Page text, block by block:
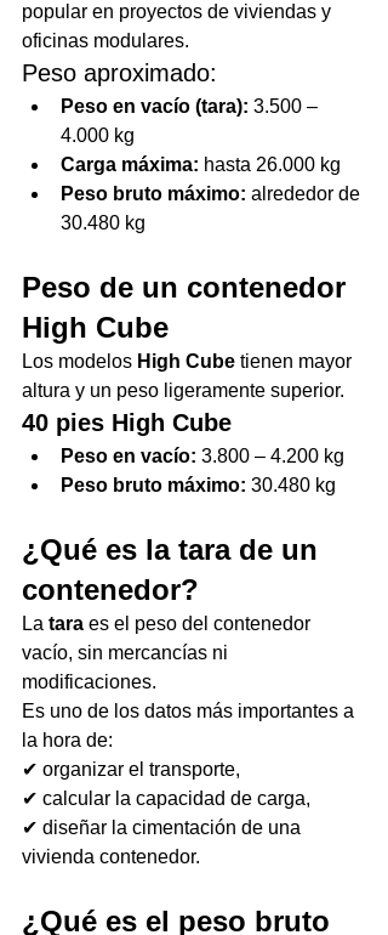
popular en proyectos de viviendas y
oficinas modulares.
Peso aproximado:
Peso en vacío (tara): 3.500 –
4.000 kg
Carga máxima: hasta 26.000 kg
Peso bruto máximo: alrededor de
30.480 kg
Peso de un contenedor
High Cube
Los modelos High Cube tienen mayor
altura y un peso ligeramente superior.
40 pies High Cube
Peso en vacío: 3.800 – 4.200 kg
Peso bruto máximo: 30.480 kg
¿Qué es la tara de un
contenedor?
La tara es el peso del contenedor
vacío, sin mercancías ni
modificaciones.
Es uno de los datos más importantes a
la hora de:
✔ organizar el transporte,
✔ calcular la capacidad de carga,
✔ diseñar la cimentación de una
vivienda contenedor.
¿Qué es el peso bruto